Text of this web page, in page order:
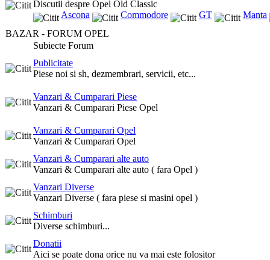
Discutii despre Opel Old Classic
Ascona
Commodore GT
Manta
BAZAR - FORUM OPEL
Subiecte Forum
Publicitate
Piese noi si sh, dezmembrari, servicii, etc...
Vanzari & Cumparari Piese
Vanzari & Cumparari Piese Opel
Vanzari & Cumparari Opel
Vanzari & Cumparari Opel
Vanzari & Cumparari alte auto
Vanzari & Cumparari alte auto ( fara Opel )
Vanzari Diverse
Vanzari Diverse ( fara piese si masini opel )
Schimburi
Diverse schimburi...
Donatii
Aici se poate dona orice nu va mai este folositor